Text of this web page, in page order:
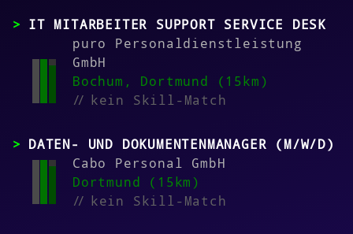
IT MITARBEITER SUPPORT SERVICE DESK
puro Personaldienstleistung
GmbH
Bochum, Dortmund (15km)
//kein Skill-Match
DATEN- UND DOKUMENTENMANAGER (M/W/D)
Cabo Personal GmbH
Dortmund (15km)
//kein Skill-Match